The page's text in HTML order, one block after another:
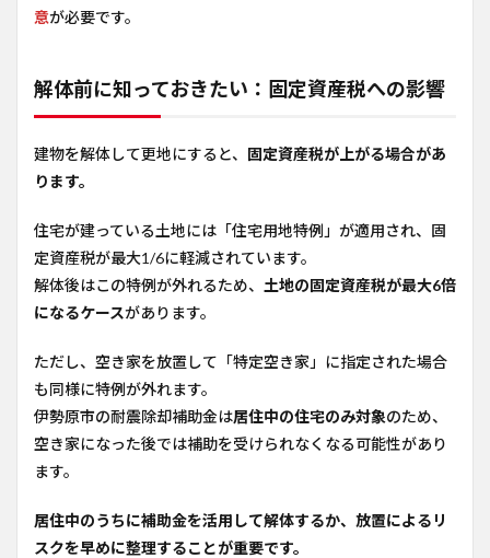
意が必要です。
解体前に知っておきたい：固定資産税への影響
建物を解体して更地にすると、 固定資産税が上がる場合があ
ります。
住宅が建っている土地には「住宅用地特例」が適用され、固
定資産税が最大1/6に軽減されています。
解体後はこの特例が外れるため、 土地の固定資産税が最大6倍
になるケースがあります。
ただし、空き家を放置して「特定空き家」に指定された場合
も同様に特例が外れます。
伊勢原市の耐震除却補助金は居住中の住宅のみ対象のため、
空き家になった後では補助を受けられなくなる可能性があり
ます。
居住中のうちに補助金を活用して解体するか、放置によるリ
スクを早めに整理することが重要です。